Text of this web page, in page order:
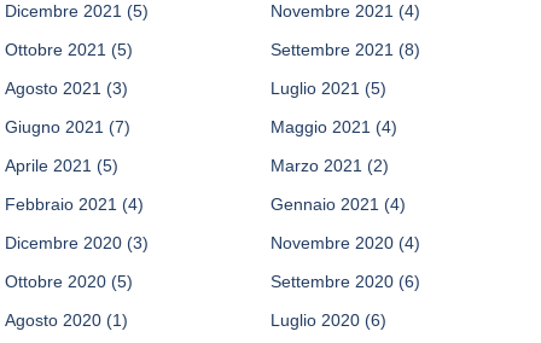
Dicembre 2021 (5) Novembre 2021 (4)
Ottobre 2021 (5) Settembre 2021 (8)
Agosto 2021 (3) Luglio 2021 (5)
Giugno 2021 (7) Maggio 2021 (4)
Aprile 2021 (5) Marzo 2021 (2)
Febbraio 2021 (4) Gennaio 2021 (4)
Dicembre 2020 (3) Novembre 2020 (4)
Ottobre 2020 (5) Settembre 2020 (6)
Agosto 2020 (1) Luglio 2020 (6)